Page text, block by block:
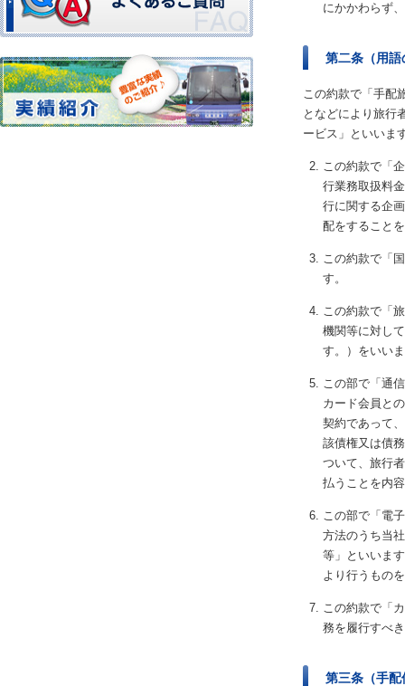
にかかわらず
第二条（用語
この約款で「手配
となどにより旅行
ービス」といいま
この約款で「
行業務取扱料
行に関する企
配をすること
この約款で「
す。
この約款で「
機関等に対し
す。）をいい
この部で「通
カード会員と
契約であって
該債権又は債
ついて、旅行
払うことを内
この部で「電
方法のうち当
等」といいま
より行うもの
この約款で「
務を履行すべ
第三条（手